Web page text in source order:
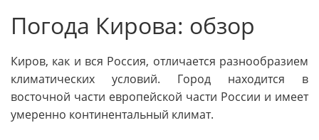
Погода Кирова: обзор
Киров, как и вся Россия, отличается разнообразием
климатических условий. Город находится в
восточной части европейской части России и имеет
умеренно континентальный климат.